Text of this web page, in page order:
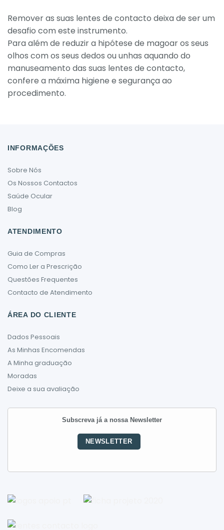
Remover as suas lentes de contacto deixa de ser um
desafio com este instrumento.
Para além de reduzir a hipótese de magoar os seus
olhos com os seus dedos ou unhas aquando do
manuseamento das suas lentes de contacto,
confere a máxima higiene e segurança ao
procedimento.
INFORMAÇÕES
Sobre Nós
Os Nossos Contactos
Saúde Ocular
Blog
ATENDIMENTO
Guia de Compras
Como Ler a Prescrição
Questões Frequentes
Contacto de Atendimento
ÁREA DO CLIENTE
Dados Pessoais
As Minhas Encomendas
A Minha graduação
Moradas
Deixe a sua avaliação
Subscreva já a nossa Newsletter
NEWSLETTER